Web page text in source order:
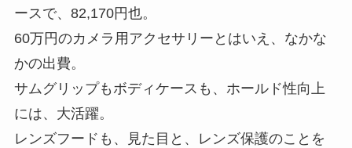
ースで、82,170円也。
60万円のカメラ用アクセサリーとはいえ、なかな
かの出費。
サムグリップもボディケースも、ホールド性向上
には、大活躍。
レンズフードも、見た目と、レンズ保護のことを